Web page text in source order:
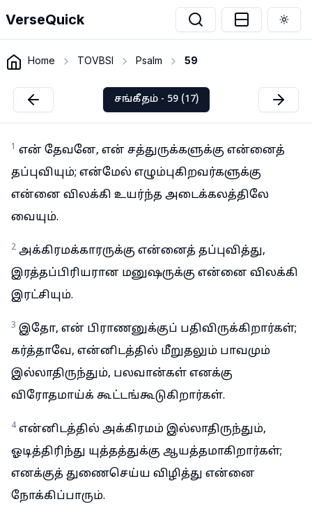
VerseQuick
Home TOVBSI Psalm 59
சங்கீதம் - 59 (17)
1 என் தேவனே, என் சத்துருக்களுக்கு என்னைத்
தப்புவியும்; என்மேல் எழும்புகிறவர்களுக்கு
என்னை விலக்கி உயர்ந்த அடைக்கலத்திலே
வையும்.
2 அக்கிரமக்காரருக்கு என்னைத் தப்புவித்து,
இரத்தப்பிரியரான மனுஷருக்கு என்னை விலக்கி
இரட்சியும்.
3 இதோ, என் பிராணனுக்குப் பதிவிருக்கிறார்கள்;
கர்த்தாவே, என்னிடத்தில் மீறுதலும் பாவமும்
இல்லாதிருந்தும், பலவான்கள் எனக்கு
விரோதமாய்க் கூட்டங்கூடுகிறார்கள்.
4 என்னிடத்தில் அக்கிரமம் இல்லாதிருந்தும்,
ஓடித்திரிந்து யுத்தத்துக்கு ஆயத்தமாகிறார்கள்;
எனக்குத் துணைசெய்ய விழித்து என்னை
நோக்கிப்பாரும்.